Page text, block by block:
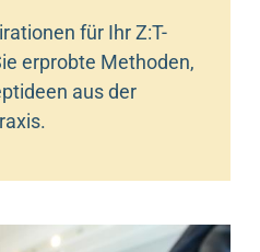
für Ihr Z:T-
erprobte Methoden,
aus der